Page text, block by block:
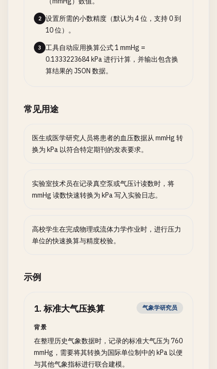
2
设置所需的小数精度（默认为 4 位，支持 0 到
10 位）。
3
工具自动应用换算公式 1 mmHg =
0.1333223684 kPa 进行计算，并输出包含换
算结果的 JSON 数据。
常见用途
医生或医学研究人员将患者的血压数据从 mmHg 转
换为 kPa 以符合特定期刊的发表要求。
实验室技术员在记录真空泵或气压计读数时，将
mmHg 读数快速转换为 kPa 写入实验日志。
高校学生在完成物理或流体力学作业时，进行压力
单位的快速换算与精度校验。
示例
1.标准大气压换算 气象学研究员
背景
在整理历史气象数据时，记录的标准大气压为 760
mmHg，需要将其转换为国际单位制中的 kPa 以便
与其他气象指标进行联合建模。